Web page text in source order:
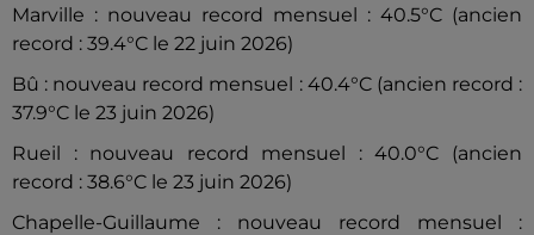
Marville : nouveau record mensuel : 40.5°C (ancien
record : 39.4°C le 22 juin 2026)
Bû : nouveau record mensuel : 40.4°C (ancien record :
37.9°C le 23 juin 2026)
Rueil : nouveau record mensuel : 40.0°C (ancien
record : 38.6°C le 23 juin 2026)
Chapelle-Guillaume : nouveau record mensuel :